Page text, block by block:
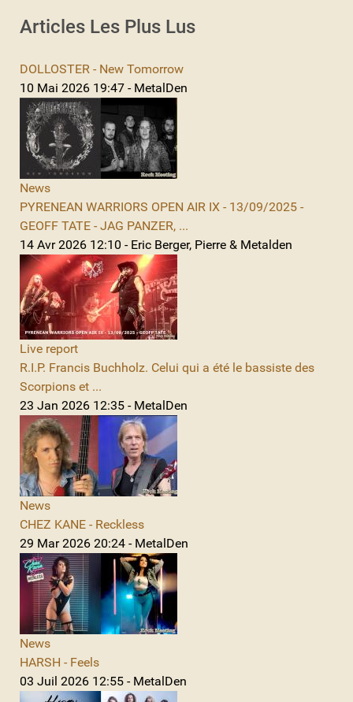
Articles Les Plus Lus
DOLLOSTER - New Tomorrow
10 Mai 2026 19:47 - MetalDen
News
PYRENEAN WARRIORS OPEN AIR IX - 13/09/2025 -
GEOFF TATE - JAG PANZER, ...
14 Avr 2026 12:10 - Eric Berger, Pierre & Metalden
Live report
R.I.P. Francis Buchholz. Celui qui a été le bassiste des
Scorpions et ...
23 Jan 2026 12:35 - MetalDen
News
CHEZ KANE - Reckless
29 Mar 2026 20:24 - MetalDen
News
HARSH - Feels
03 Juil 2026 12:55 - MetalDen